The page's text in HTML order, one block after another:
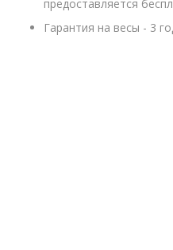
предоставляется
Гарантия на весы - 3